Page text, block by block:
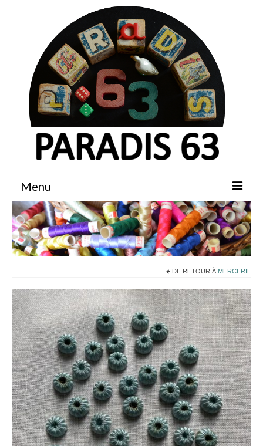
Menu
Accueil
Boutique
Déco
Mobilier
Vaisselle ancienne
Jouets anciens
Tissus
Patchwork
Mercerie
DE RETOUR À MERCERIE